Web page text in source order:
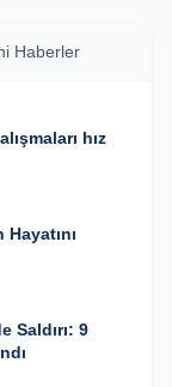
Haberler
hız
Saldırı: 9